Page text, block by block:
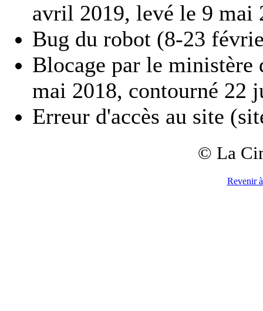
avril 2019, levé le 9 mai
Bug du robot (8-23
Blocage par le
mai 2018, contourné 22
Erreur d'accès au site
© La
Revenir